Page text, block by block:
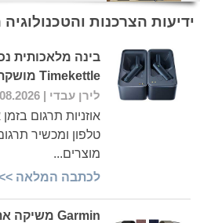
ידיעות הצרכנות
בינה מלאכותית
Timekettle מושקת בישראל
לירן עבדי | 03.08.2026
אוזניות תרגום
טלפון ומכשיר
מוצרים...
לכתבה המלאה